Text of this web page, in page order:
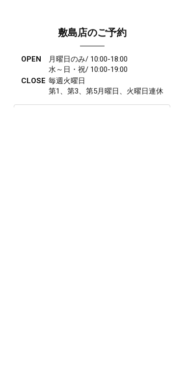
敷島店のご予約
OPEN
月曜日のみ/ 10:00-18:00
水～日・祝/ 10:00-19:00
CLOSE 毎週火曜日
第1、第3、第5月曜日、火曜日連休